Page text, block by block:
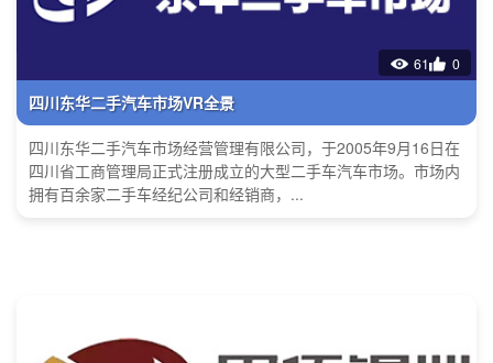
61 0
四川东华二手汽车市场VR全景
四川东华二手汽车市场经营管理有限公司，于2005年9月16日在
四川省工商管理局正式注册成立的大型二手车汽车市场。市场内
拥有百余家二手车经纪公司和经销商，...